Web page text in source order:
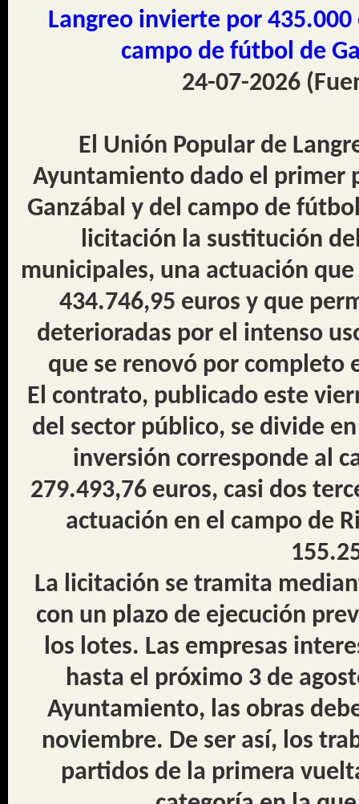
Langreo invierte por
campo de fútbol de
24-07-2026
El Unión Popular de
Ayuntamiento dado el primer
Ganzábal y del campo de
licitación la sustitución
municipales, una actuación
434.746,95 euros y que
deterioradas por el intenso
que se renovó por completo
El contrato, publicado este
del sector público, se divide
inversión corresponde al
279.493,76 euros, casi dos
actuación en el campo de
La licitación se tramita
con un plazo de ejecución
los lotes. Las empresas
hasta el próximo 3 de
Ayuntamiento, las obras
noviembre. De ser así, los
partidos de la primera